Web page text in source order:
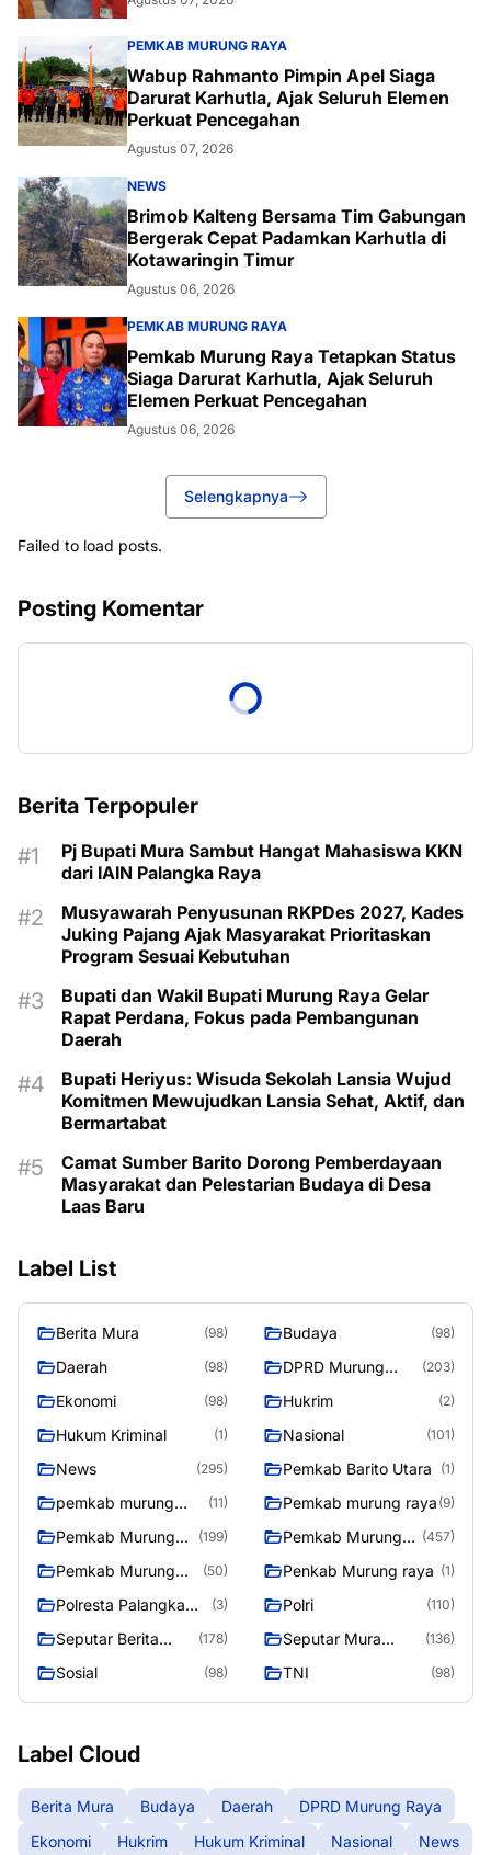
PEMKAB MURUNG RAYA
Wabup Rahmanto Pimpin Apel Siaga
Darurat Karhutla, Ajak Seluruh Elemen
Perkuat Pencegahan
Agustus 07, 2026
NEWS
Brimob Kalteng Bersama Tim Gabungan
Bergerak Cepat Padamkan Karhutla di
Kotawaringin Timur
Agustus 06, 2026
PEMKAB MURUNG RAYA
Pemkab Murung Raya Tetapkan Status
Siaga Darurat Karhutla, Ajak Seluruh
Elemen Perkuat Pencegahan
Agustus 06, 2026
Selengkapnya
Failed to load posts.
Posting Komentar
Berita Terpopuler
Pj Bupati Mura Sambut Hangat Mahasiswa KKN
dari IAIN Palangka Raya
Musyawarah Penyusunan RKPDes 2027, Kades
Juking Pajang Ajak Masyarakat Prioritaskan
Program Sesuai Kebutuhan
Bupati dan Wakil Bupati Murung Raya Gelar
Rapat Perdana, Fokus pada Pembangunan
Daerah
Bupati Heriyus: Wisuda Sekolah Lansia Wujud
Komitmen Mewujudkan Lansia Sehat, Aktif, dan
Bermartabat
Camat Sumber Barito Dorong Pemberdayaan
Masyarakat dan Pelestarian Budaya di Desa
Laas Baru
Label List
Berita Mura (98) Budaya (98)
Daerah (98)
DPRD Murung
(203)
Ekonomi (98) Hukrim (2)
Hukum Kriminal (1) Nasional (101)
News (295) Pemkab Barito Utara (1)
pemkab murung
(11) Pemkab murung raya (9)
Pemkab Murung
(199)
Pemkab Murung
(457)
Pemkab Murung
(50) Penkab Murung raya (1)
Polresta Palangka
(3) Polri (110)
Seputar Berita
(178)
Seputar Mura
(136)
Sosial (98) TNI (98)
Label Cloud
Berita Mura Budaya Daerah
DPRD Murung Raya
Ekonomi
Hukrim Hukum Kriminal Nasional
News